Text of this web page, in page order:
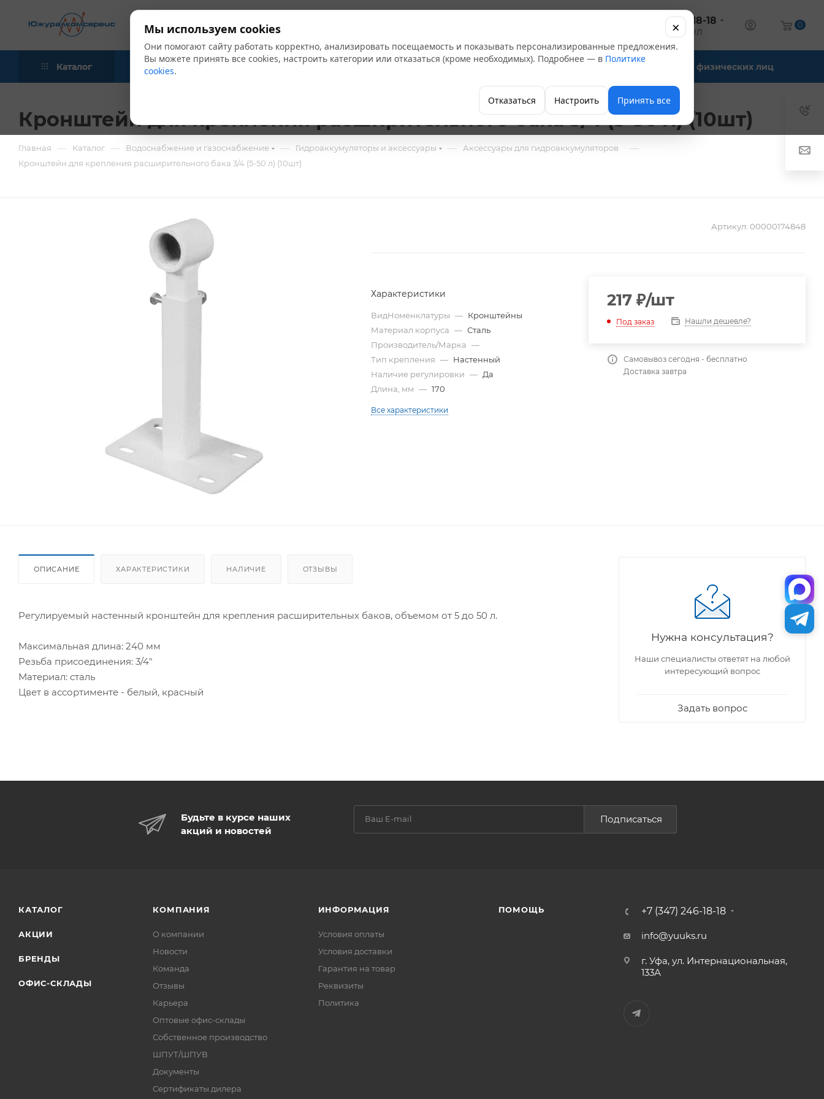
+7 (347) 246-18-18
оптовый отдел
0
Каталог Акции Бренды Компания Офис-склады Для физических лиц
Кронштейн для крепления расширительного бака 3/4 (5-50 л) (10шт)
Главная — Каталог — Водоснабжение и газоснабжение — Гидроаккумуляторы и аксессуары — Аксессуары для гидроаккумуляторов —
Кронштейн для крепления расширительного бака 3/4 (5-50 л) (10шт)
Артикул: 00000174848
Характеристики
ВидНоменклатуры — Кронштейны
Материал корпуса — Сталь
Производитель/Марка —
Тип крепления — Настенный
Наличие регулировки — Да
Длина, мм — 170
Все характеристики
217₽/шт
Под заказ Нашли дешевле?
Самовывоз сегодня - бесплатно
Доставка завтра
ОПИСАНИЕ ХАРАКТЕРИСТИКИ НАЛИЧИЕ ОТЗЫВЫ
Регулируемый настенный кронштейн для крепления расширительных баков, объемом от 5 до 50 л.
Максимальная длина: 240 мм
Резьба присоединения: 3/4"
Материал: сталь
Цвет в ассортименте - белый, красный
Нужна консультация?
Наши специалисты ответят на любой
интересующий вопрос
Задать вопрос
Будьте в курсе наших
акций и новостей
Подписаться
КАТАЛОГ
АКЦИИ
БРЕНДЫ
ОФИС-СКЛАДЫ
КОМПАНИЯ
О компании
Новости
Команда
Отзывы
Карьера
Оптовые офис-склады
Собственное производство
ШПУТ/ШПУВ
Документы
Сертификаты дилера
ИНФОРМАЦИЯ
Условия оплаты
Условия доставки
Гарантия на товар
Реквизиты
Политика
ПОМОЩЬ +7 (347) 246-18-18
info@yuuks.ru
г. Уфа, ул. Интернациональная,
133А
Мы используем cookies
Они помогают сайту работать корректно, анализировать посещаемость и показывать персонализированные предложения.
Вы можете принять все cookies, настроить категории или отказаться (кроме необходимых). Подробнее — в Политике
cookies.
Отказаться Настроить Принять все
×